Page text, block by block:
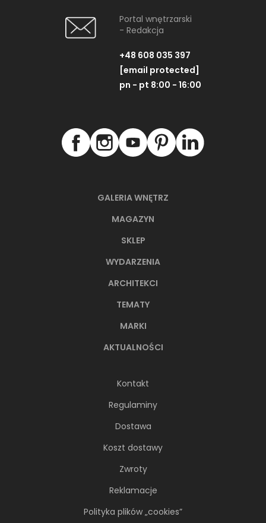
GALERIA WNĘTRZ
MAGAZYN
SKLEP
WYDARZENIA
ARCHITEKCI
TEMATY
MARKI
AKTUALNOŚCI
Kontakt
Regulaminy
Dostawa
Koszt dostawy
Zwroty
Reklamacje
Polityka plików „cookies”
Portal wnętrzarski
- Redakcja
+48 608 035 397
[email protected]
pn - pt 8:00 - 16:00